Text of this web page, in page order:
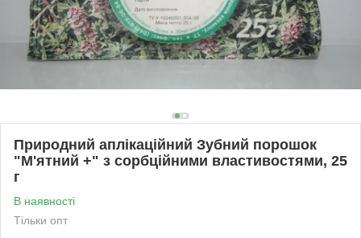
Природний аплікаційний Зубний порошок
"М'ятний +" з сорбційними властивостями, 25
г
В наявності
Тільки опт